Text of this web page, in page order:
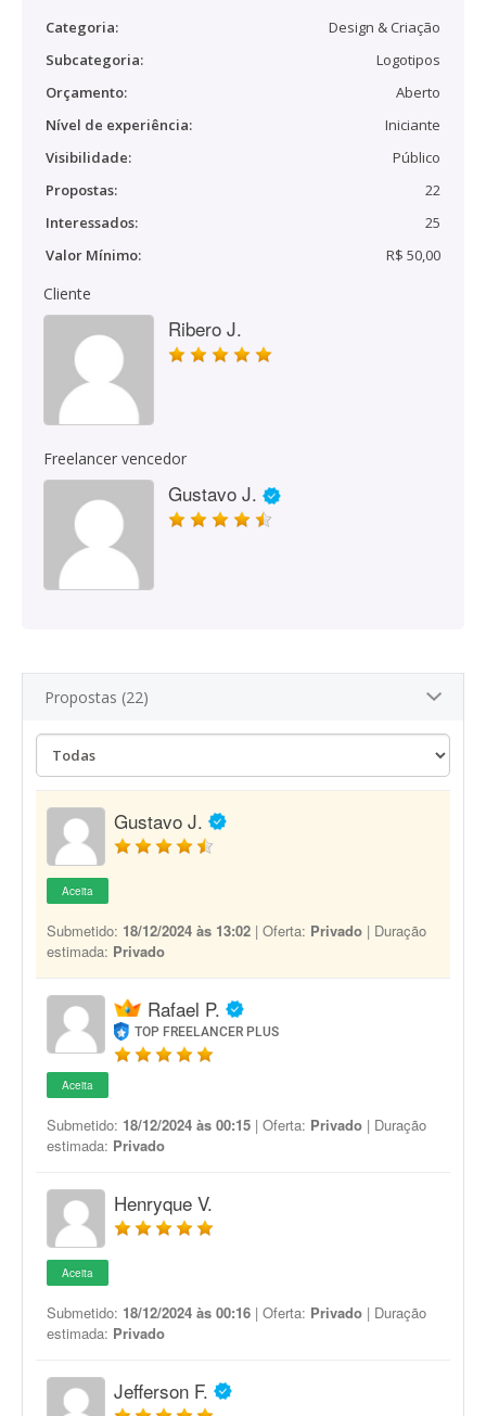
Categoria:
Design & Criação
Subcategoria:
Logotipos
Orçamento:
Aberto
Nível de experiência:
Iniciante
Visibilidade:
Público
Propostas:
22
Interessados:
25
Valor Mínimo:
R$ 50,00
Cliente
Ribero J.
Freelancer vencedor
Gustavo J.
Propostas (22)
Gustavo J.
Aceita
Submetido: 18/12/2024 às 13:02 | Oferta: Privado | Duração
estimada: Privado
Rafael P.
TOP FREELANCER PLUS
Aceita
Submetido: 18/12/2024 às 00:15 | Oferta: Privado | Duração
estimada: Privado
Henryque V.
Aceita
Submetido: 18/12/2024 às 00:16 | Oferta: Privado | Duração
estimada: Privado
Jefferson F.